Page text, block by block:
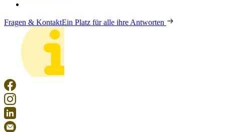
Fragen & KontaktEin Platz für alle ihre Antworten